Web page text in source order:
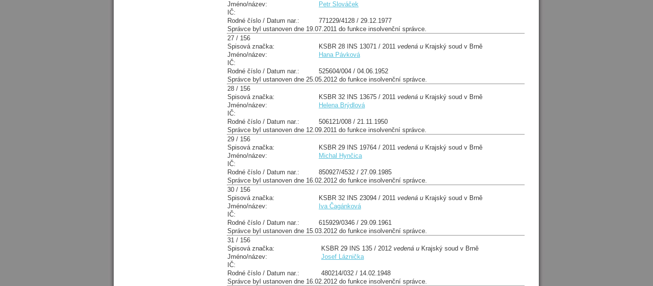
Jméno/název:
Petr Slováček
IČ:
Rodné číslo / Datum nar.:
771229/4128 / 29.12.1977
Správce byl ustanoven dne 19.07.2011 do funkce insolvenční správce.
27 / 156
Spisová značka:
KSBR 28 INS 13071 / 2011 vedená u Krajský soud v Brně
Jméno/název:
Hana Pávková
IČ:
Rodné číslo / Datum nar.:
525604/004 / 04.06.1952
Správce byl ustanoven dne 25.05.2012 do funkce insolvenční správce.
28 / 156
Spisová značka:
KSBR 32 INS 13675 / 2011 vedená u Krajský soud v Brně
Jméno/název:
Helena Brýdlová
IČ:
Rodné číslo / Datum nar.:
506121/008 / 21.11.1950
Správce byl ustanoven dne 12.09.2011 do funkce insolvenční správce.
29 / 156
Spisová značka:
KSBR 29 INS 19764 / 2011 vedená u Krajský soud v Brně
Jméno/název:
Michal Hynčica
IČ:
Rodné číslo / Datum nar.:
850927/4532 / 27.09.1985
Správce byl ustanoven dne 16.02.2012 do funkce insolvenční správce.
30 / 156
Spisová značka:
KSBR 32 INS 23094 / 2011 vedená u Krajský soud v Brně
Jméno/název:
Iva Čagánková
IČ:
Rodné číslo / Datum nar.:
615929/0346 / 29.09.1961
Správce byl ustanoven dne 15.03.2012 do funkce insolvenční správce.
31 / 156
Spisová značka:
KSBR 29 INS 135 / 2012 vedená u Krajský soud v Brně
Jméno/název:
Josef Láznička
IČ:
Rodné číslo / Datum nar.:
480214/032 / 14.02.1948
Správce byl ustanoven dne 16.02.2012 do funkce insolvenční správce.